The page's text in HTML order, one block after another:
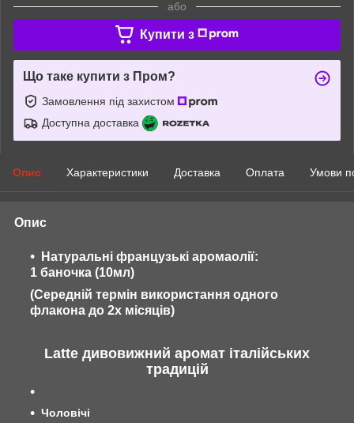
або
Купити з
Що таке купити з Пром?
Замовлення під захистом
Доступна доставка
Опис Характеристики Доставка Оплата Умови
Опис
Натуральні французькі аромаолії:
1 баночка (10мл)
(Середній термін використання одного
флакона до 2х місяців)
Latte дивовижний аромат італійських
традицій
Чоловічі